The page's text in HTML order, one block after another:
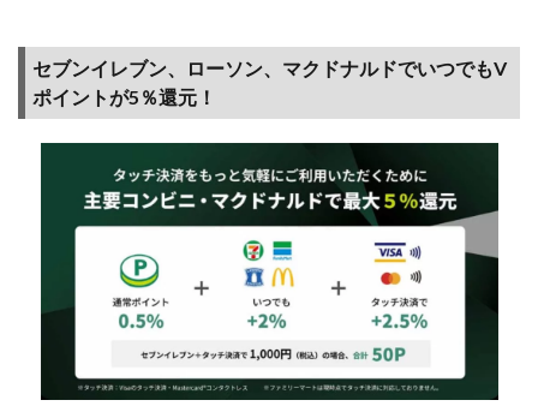
み番
号は
控え
う）
果、
会審
セブンイレブン、ローソン、マクドナルドでいつでもV
ポイントが5％還元！